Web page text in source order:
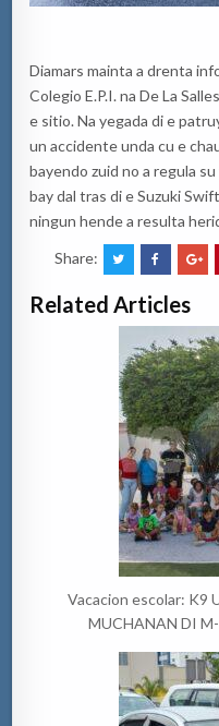
Diamars mainta a drenta
Colegio E.P.I. na De La
e sitio. Na yegada di e
un accidente unda cu e
bayendo zuid no a regula
bay dal tras di e Suzuki
ningun hende a resulta
Share:
Related Articles
Vacacion escolar: K9
MUCHANAN DI